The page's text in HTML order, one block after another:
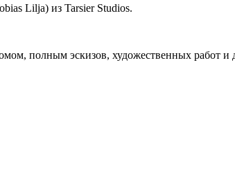
Lilja) из Tarsier Studios.
полным эскизов, художественных работ и